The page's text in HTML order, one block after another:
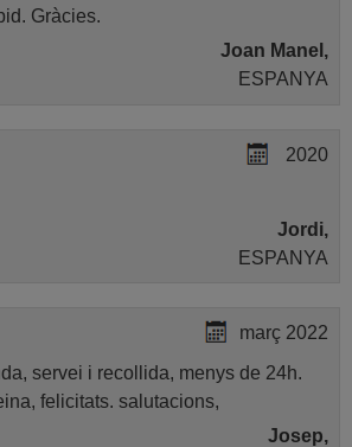
Gràcies.
Joan Manel,
ESPANYA
2020
Jordi,
ESPANYA
març 2022
servei i recollida, menys de 24h.
felicitats. salutacions,
Josep,